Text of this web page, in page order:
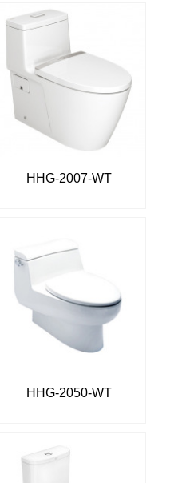
HHG-2007-WT
HHG-2050-WT